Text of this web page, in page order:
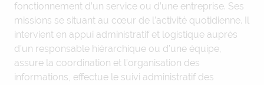
fonctionnement d’un service ou d’une entreprise. Ses
missions se situant au cœur de l’activité quotidienne. Il
intervient en appui administratif et logistique auprès
d’un responsable hiérarchique ou d’une équipe,
assure la coordination et l’organisation des
informations, effectue le suivi administratif des